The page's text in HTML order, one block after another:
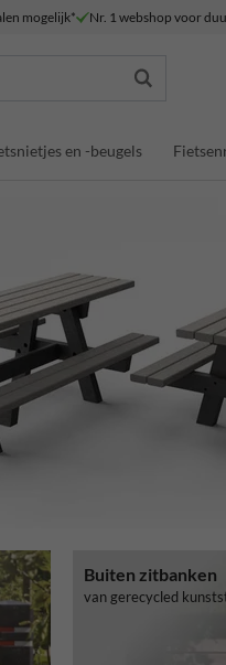
mogelijk* Nr. 1 webshop voor
en -beugels
Buiten zitbanken
van gerecycled